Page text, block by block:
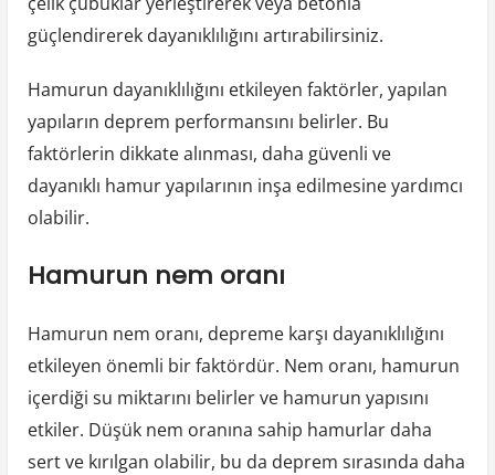
güçlendirerek dayanıklılığını artırabilirsiniz.
Hamurun dayanıklılığını etkileyen faktörler, yapılan
yapıların deprem performansını belirler. Bu
faktörlerin dikkate alınması, daha güvenli ve
dayanıklı hamur yapılarının inşa edilmesine yardımcı
olabilir.
Hamurun nem oranı
Hamurun nem oranı, depreme karşı dayanıklılığını
etkileyen önemli bir faktördür. Nem oranı, hamurun
içerdiği su miktarını belirler ve hamurun yapısını
etkiler. Düşük nem oranına sahip hamurlar daha
sert ve kırılgan olabilir, bu da deprem sırasında daha